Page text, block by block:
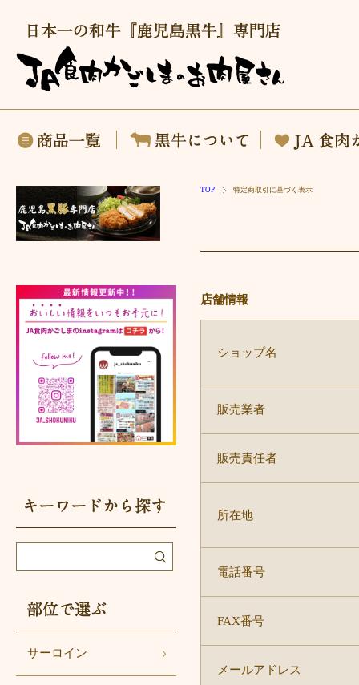
商品一覧 黒牛について
TOP 特定商取引に基づく表示
店舗情報
ショップ名
販売業者
販売責任者
所在地
電話番号
FAX番号
メールアドレス
サーロイン